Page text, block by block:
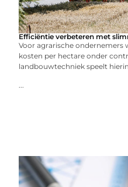
Efficiëntie verbeteren met
Voor agrarische ondernemers
kosten per hectare onder
landbouwtechniek speelt
...